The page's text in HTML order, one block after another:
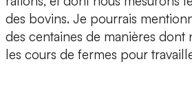
des bovins. Je pourrais
des centaines de manières dont
les cours de fermes pour